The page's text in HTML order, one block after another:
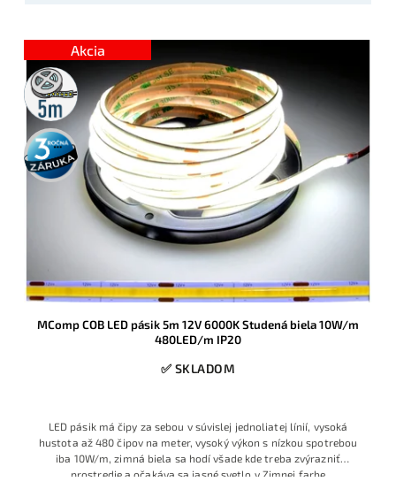
Akcia
5m
rolka
3 roky
záruka
MComp COB LED pásik 5m 12V 6000K Studená biela 10W/m
480LED/m IP20
✅ SKLADOM
LED pásik má čipy za sebou v súvislej jednoliatej línií, vysoká
hustota až 480 čipov na meter, vysoký výkon s nízkou spotrebou
iba 10W/m, zimná biela sa hodí všade kde treba zvýrazniť
prostredie a očakáva sa jasné svetlo v Zimnej farbe